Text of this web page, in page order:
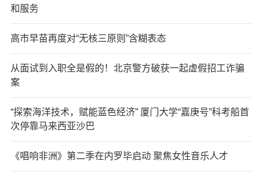
和服务
高市早苗再度对“无核三原则”含糊表态
从面试到入职全是假的！北京警方破获一起虚假招工诈骗
案
“探索海洋技术，赋能蓝色经济” 厦门大学“嘉庚号”科考船首
次停靠马来西亚沙巴
《唱响非洲》第二季在内罗毕启动 聚焦女性音乐人才